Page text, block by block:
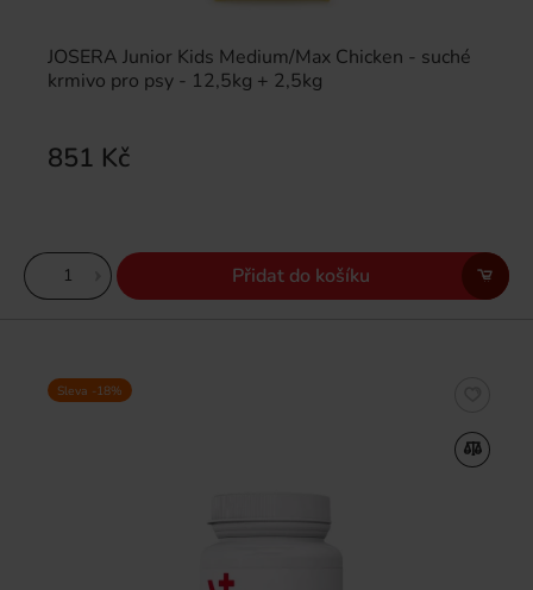
JOSERA Junior Kids Medium/Max Chicken - suché
krmivo pro psy - 12,5kg + 2,5kg
851 Kč
Přidat do košíku
Sleva -18%